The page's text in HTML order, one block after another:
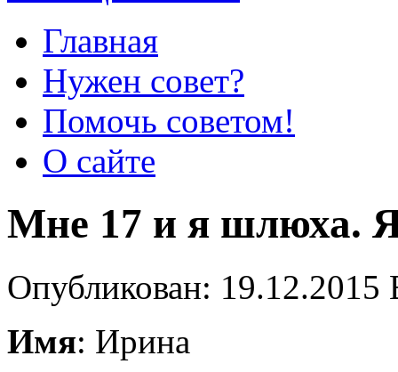
Главная
Нужен совет?
Помочь советом!
О сайте
Мне 17 и я шлюха.
Опубликован:
Имя: Ирина